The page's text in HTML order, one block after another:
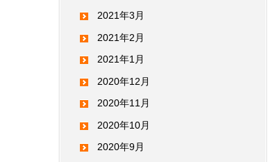
2021年3月
2021年2月
2021年1月
2020年12月
2020年11月
2020年10月
2020年9月